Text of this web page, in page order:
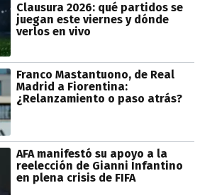
Clausura 2026: qué partidos se
juegan este viernes y dónde
verlos en vivo
Franco Mastantuono, de Real
Madrid a Fiorentina:
¿Relanzamiento o paso atrás?
AFA manifestó su apoyo a la
reelección de Gianni Infantino
en plena crisis de FIFA